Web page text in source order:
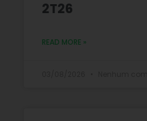
2T26
READ MORE »